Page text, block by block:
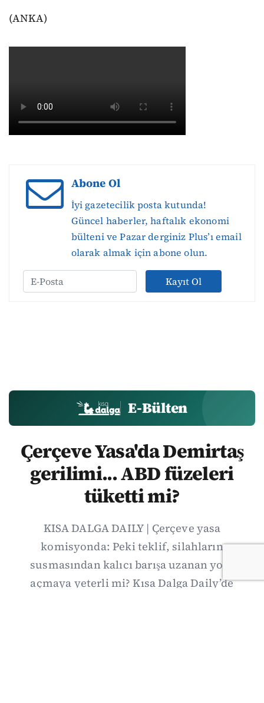
(ANKA)
Abone Ol
İyi gazetecilik posta kutunda!
Güncel haberler, haftalık ekonomi
bülteni ve Pazar derginiz Plus’ı email
olarak almak için abone olun.
Kayıt Ol
E-Bülten
Çerçeve Yasa'da Demirtaş
gerilimi... ABD füzeleri
tüketti mi?
KISA DALGA DAILY | Çerçeve yasa
komisyonda: Peki teklif, silahların
susmasından kalıcı barışa uzanan yolu
açmaya yeterli mi? Kısa Dalga Daily’de